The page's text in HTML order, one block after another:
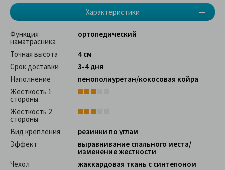
Характеристики
Функция
наматрасника
ортопедический
Точная высота
4 см
Срок доставки
3-4 дня
Наполнение
пенополиуретан/кокосовая койра
Жесткость 1
стороны
Жесткость 2
стороны
Вид крепления
резинки по углам
Эффект
выравнивание спального места/
изменение жесткости
Чехол
жаккардовая ткань с синтепоном